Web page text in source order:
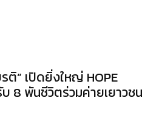
” เปิดยิ่งใหญ่ HOPE
8 พันชีวิตร่วมค่ายเยาวชน